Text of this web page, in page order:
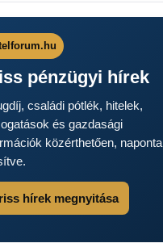
pénzügyi hírek
családi pótlék, hitelek,
és gazdasági
közérthetően, naponta
hírek megnyitása